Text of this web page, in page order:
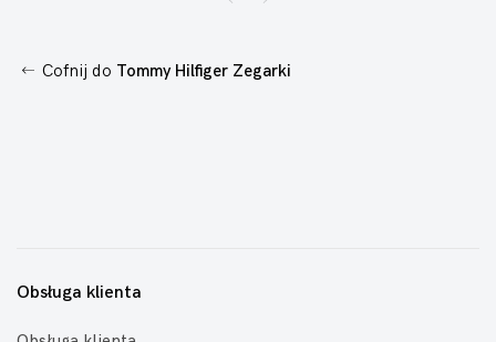
Cofnij do Tommy Hilfiger Zegarki
Obsługa klienta